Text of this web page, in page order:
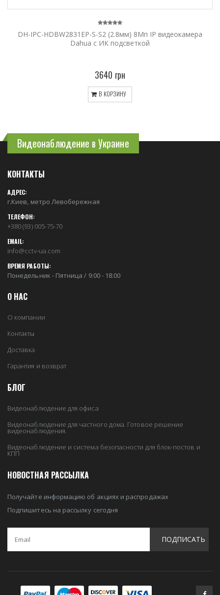
DH-IPC-HDBW2831EP-S-S2 (2.8мм) 8Мп IP видеокамера
Dahua с ИК подсветкой
3640 грн
В КОРЗИНУ
Видеонаблюдение в Украине
КОНТАКТЫ
АДРЕС:
г.Киев, метро Левобережная
ТЕЛЕФОН:
+380 (93) 005-75-70
EMAIL:
info@cctv-ua.com
ВРЕМЯ РАБОТЫ:
Понедельник - Пятница / 9:00 - 18:00
О НАС
О компании
Контакты
Доставка
Гарантия и возврат
БЛОГ
Видеонаблюдение для офиса
Видеонаблюдение для частного дома. Готовое решение
видеонаблюдения.
Видеонаблюдение и система безопасности для блок-постов и
КПП
НОВОСТНАЯ РАССЫЛКА
Получайте информацию об акциях и распродажах
Подпишитесь на рассылку сегодня
ПОДПИСАТЬ